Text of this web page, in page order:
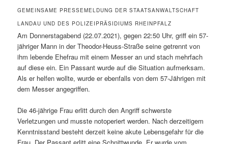
GEMEINSAME PRESSEMELDUNG DER STAATSANWALTSCHAFT
LANDAU UND DES POLIZEIPRÄSIDIUMS RHEINPFALZ
Am Donnerstagabend (22.07.2021), gegen 22:50 Uhr, griff ein 57-
jähriger Mann in der Theodor-Heuss-Straße seine getrennt von
ihm lebende Ehefrau mit einem Messer an und stach mehrfach
auf diese ein. Ein Passant wurde auf die Situation aufmerksam.
Als er helfen wollte, wurde er ebenfalls von dem 57-Jährigen mit
dem Messer angegriffen.
Die 46-jährige Frau erlitt durch den Angriff schwerste
Verletzungen und musste notoperiert werden. Nach derzeitigem
Kenntnisstand besteht derzeit keine akute Lebensgefahr für die